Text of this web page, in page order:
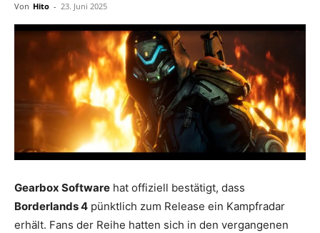
Von Hito - 23. Juni 2025
Gearbox Software hat offiziell bestätigt, dass
Borderlands 4 pünktlich zum Release ein Kampfradar
erhält. Fans der Reihe hatten sich in den vergangenen